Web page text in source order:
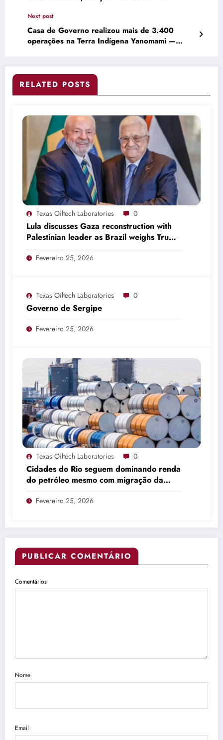
Next post
Casa de Governo realizou mais de 3.400
operações na Terra Indígena Yanomami —
RELATED POSTS
Texas Oiltech Laboratories 0
Lula discusses Gaza reconstruction with
Palestinian leader as Brazil weighs Trump
invitation
Fevereiro 25, 2026
Texas Oiltech Laboratories 0
Governo de Sergipe
Fevereiro 25, 2026
Texas Oiltech Laboratories 0
Cidades do Rio seguem dominando renda
do petróleo mesmo com migração da
produção
Fevereiro 25, 2026
PUBLICAR COMENTÁRIO
Comentários
Nome
Email